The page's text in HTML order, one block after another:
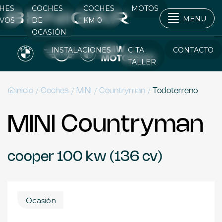
COCHES
DE
OCASIÓN
COCHES
KM 0
MOTOS
MENU
INSTALACIONES
CITA
TALLER
CONTACTO
Inicio / Coches / MINI / Countryman / Todoterreno
MINI Countryman
cooper 100 kw (136 cv)
Ocasión